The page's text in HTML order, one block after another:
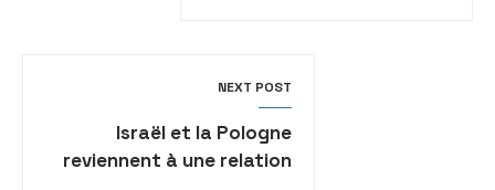
NEXT POST
Israël et la Pologne
reviennent à une relation